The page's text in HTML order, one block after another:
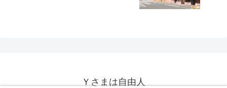
Ｙさまは自由人